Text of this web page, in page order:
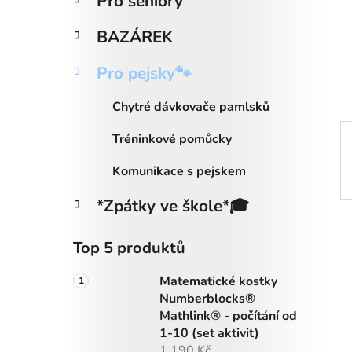
n
n
í
p
BAZÁREK
Pro pejsky🐾
Chytré dávkovače pamlsků
Tréninkové pomůcky
Komunikace s pejskem
*Zpátky ve škole*🎓
Top 5 produktů
Matematické kostky
Numberblocks®
Mathlink® - počítání od
1-10 (set aktivit)